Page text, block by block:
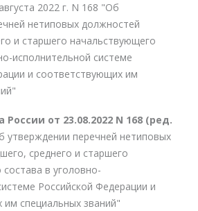
2022 г. N 168 "Об
нетиповых должностей
и старшего начальствующего
исполнительной системе
и соответствующих им
от 23.08.2022 N 168 (ред.
утверждении перечней нетиповых
среднего и старшего
в уголовно-
Российской Федерации и
специальных званий"